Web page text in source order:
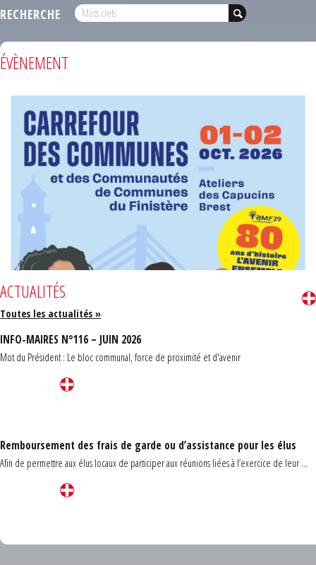
RECHERCHE
ÉVÈNEMENT
ACTUALITÉS
Toutes les actualités »
INFO-MAIRES N°116 – JUIN 2026
Mot du Président : Le bloc communal, force de proximité et d'avenir
Remboursement des frais de garde ou d’assistance pour les élus
Afin de permettre aux élus locaux de participer aux réunions liées à l’exercice de leur ...